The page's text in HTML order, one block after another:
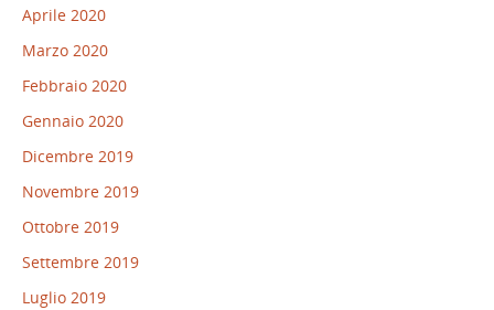
Aprile 2020
Marzo 2020
Febbraio 2020
Gennaio 2020
Dicembre 2019
Novembre 2019
Ottobre 2019
Settembre 2019
Luglio 2019